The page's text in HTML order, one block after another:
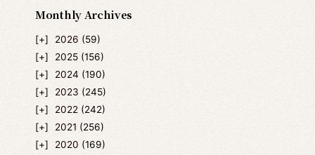
Monthly Archives
2026 (59)
2025 (156)
2024 (190)
2023 (245)
2022 (242)
2021 (256)
2020 (169)